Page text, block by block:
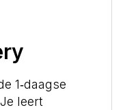
1‑daagse
leert